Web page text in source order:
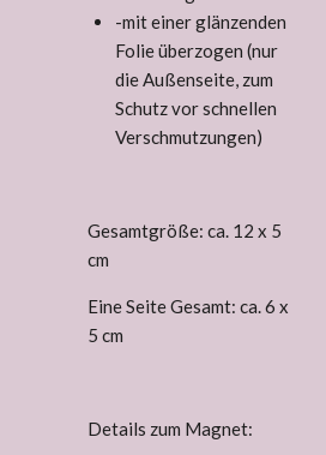
-mit einer glänzenden
Folie überzogen (nur
die Außenseite, zum
Schutz vor schnellen
Verschmutzungen)
Gesamtgröße: ca. 12 x 5
cm
Eine Seite Gesamt: ca. 6 x
5 cm
Details zum Magnet: